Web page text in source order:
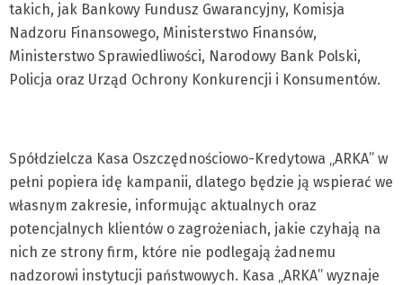
takich, jak Bankowy Fundusz Gwarancyjny, Komisja
Nadzoru Finansowego, Ministerstwo Finansów,
Ministerstwo Sprawiedliwości, Narodowy Bank Polski,
Policja oraz Urząd Ochrony Konkurencji i Konsumentów.
Spółdzielcza Kasa Oszczędnościowo-Kredytowa „ARKA” w
pełni popiera idę kampanii, dlatego będzie ją wspierać we
własnym zakresie, informując aktualnych oraz
potencjalnych klientów o zagrożeniach, jakie czyhają na
nich ze strony firm, które nie podlegają żadnemu
nadzorowi instytucji państwowych. Kasa „ARKA” wyznaje